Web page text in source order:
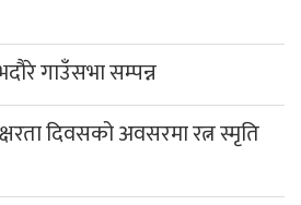
दिवसको अवसरमा रत्न स्मृति
बत्ती र सिसि क्यामेरा जडान